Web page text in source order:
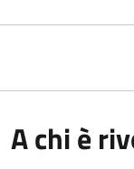
A chi è